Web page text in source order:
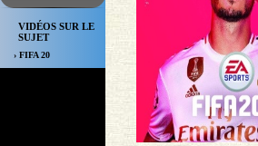
VIDÉOS SUR LE
SUJET
› FIFA 20